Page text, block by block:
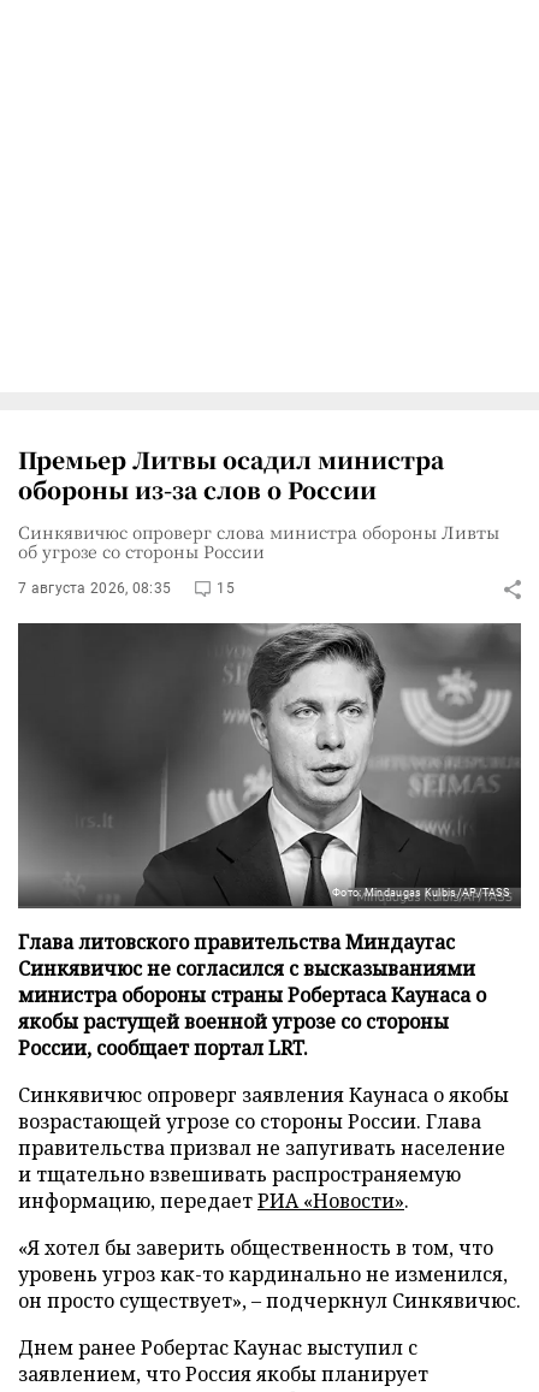
Премьер Литвы осадил министра
обороны из-за слов о России
Синкявичюс опроверг слова министра обороны Ливты
об угрозе со стороны России
7 августа 2026, 08:35 15
Фото: Mindaugas Kulbis/AP/TASS
Глава литовского правительства Миндаугас
Синкявичюс не согласился с высказываниями
министра обороны страны Робертаса Каунаса о
якобы растущей военной угрозе со стороны
России, сообщает портал LRT.
Синкявичюс опроверг заявления Каунаса о якобы
возрастающей угрозе со стороны России. Глава
правительства призвал не запугивать население
и тщательно взвешивать распространяемую
информацию, передаетРИА «Новости».
«Я хотел бы заверить общественность в том, что
уровень угроз как-то кардинально не изменился,
он просто существует», – подчеркнул Синкявичюс.
Днем ранее Робертас Каунас выступил с
заявлением, что Россия якобы планирует